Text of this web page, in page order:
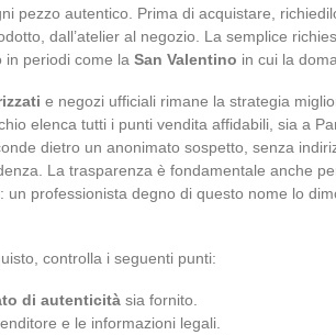
pezzo autentico. Prima di acquistare,
dall’atelier al negozio. La semplice
in periodi come la San Valentino in cui la
e negozi ufficiali rimane la strategia
elenca tutti i punti vendita affidabili, sia a
dietro un anonimato sospetto, senza
La trasparenza è fondamentale anche
: un professionista degno di questo nome lo
controlla i seguenti punti:
di autenticità sia fornito.
e le informazioni legali.